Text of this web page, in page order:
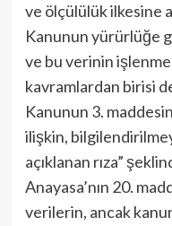
ve ölçülülük ilkesine
Kanunun yürürlüğe
ve bu verinin
kavramlardan birisi de
Kanunun 3.
ilişkin,
açıklanan rıza”
Anayasa’nın 20.
verilerin, ancak